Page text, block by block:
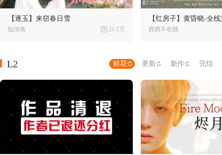
【逐玉】来窃春日雪
阮清衡 21.1万
【红房子】黄昏晓-全
西西不在线
L2 鲜花 更新 新作 完结